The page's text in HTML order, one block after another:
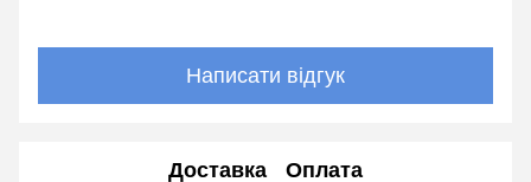
Написати відгук
Доставка Оплата